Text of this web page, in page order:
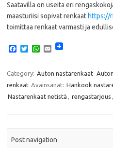
Saatavilla on useita eri
maasturiisi sopivat renkaat https://
toimittaa renkaat varmasti ja
e
b
o
o
T
t
t
e
r
W
t
A
p
E
i
Category: Auton nastarenkaat
renkaat Avainsanat: Hankook
Nastarenkaat netistä , rengastarjous ,
Post navigation